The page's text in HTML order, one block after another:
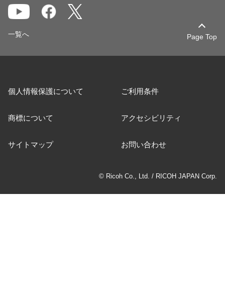
Page Top
一覧へ
個人情報保護について ご利用条件
商標について アクセシビリティ
サイトマップ お問い合わせ
© Ricoh Co., Ltd. / RICOH JAPAN Corp.